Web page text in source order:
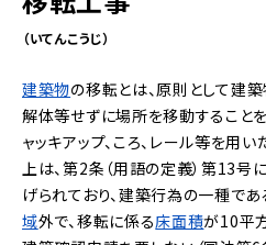
（いてんこうじ）
建築物の移転とは、原則として建
解体等せずに場所を移動すること
ャッキアップ、ころ、レール等を用い
上は、第2条（用語の定義）第13号に
げられており、建築行為の一種であ
域外で、移転に係る床面積が10平